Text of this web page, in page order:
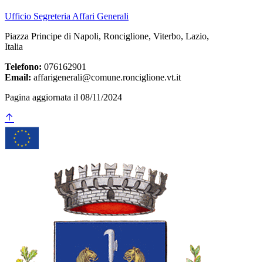
Ufficio Segreteria Affari Generali
Piazza Principe di Napoli, Ronciglione, Viterbo, Lazio,
Italia
Telefono: 076162901
Email: affarigenerali@comune.ronciglione.vt.it
Pagina aggiornata il 08/11/2024